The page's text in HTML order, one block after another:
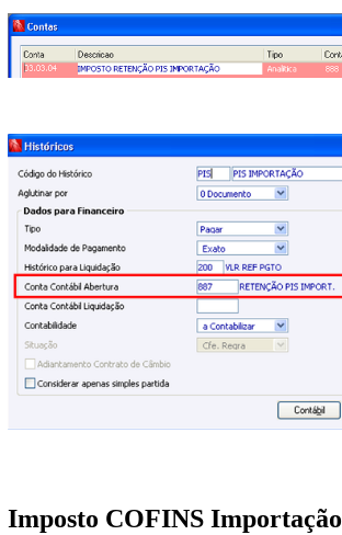
Imposto COFINS Importação